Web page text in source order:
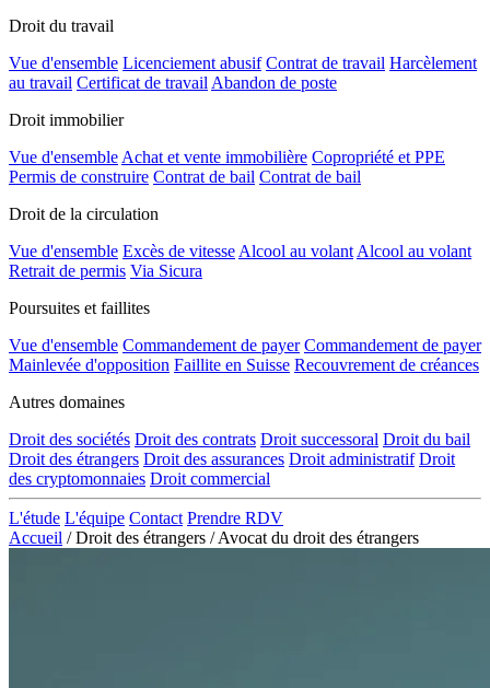
Droit du travail
Vue d'ensemble Licenciement abusif Contrat de travail Harcèlement
au travail Certificat de travail Abandon de poste
Droit immobilier
Vue d'ensemble Achat et vente immobilière Copropriété et PPE
Permis de construire Contrat de bail Contrat de bail
Droit de la circulation
Vue d'ensemble Excès de vitesse Alcool au volant Alcool au volant
Retrait de permis Via Sicura
Poursuites et faillites
Vue d'ensemble Commandement de payer Commandement de payer
Mainlevée d'opposition Faillite en Suisse Recouvrement de créances
Autres domaines
Droit des sociétés Droit des contrats Droit successoral Droit du bail
Droit des étrangers Droit des assurances Droit administratif Droit
des cryptomonnaies Droit commercial
L'étude L'équipe Contact Prendre RDV
Accueil / Droit des étrangers / Avocat du droit des étrangers